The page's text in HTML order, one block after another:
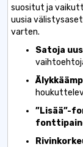
suositut ja
uusia
varten.
Satoja
”Lisää”-